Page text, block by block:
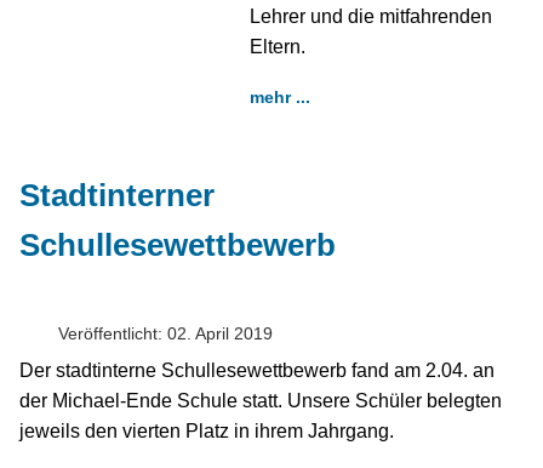
Lehrer und die mitfahrenden
Eltern.
mehr ...
Stadtinterner
Schullesewettbewerb
Veröffentlicht: 02. April 2019
Der stadtinterne Schullesewettbewerb fand am 2.04. an
der Michael-Ende Schule statt. Unsere Schüler belegten
jeweils den vierten Platz in ihrem Jahrgang.